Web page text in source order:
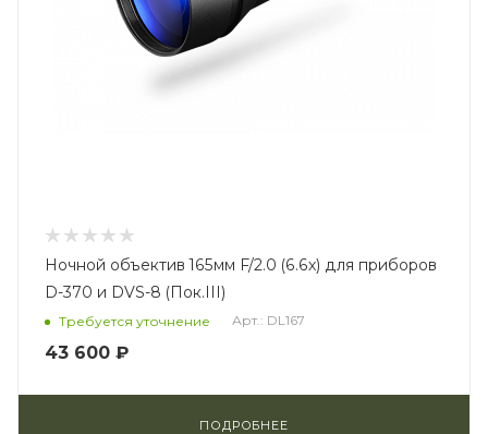
Ночной объектив 165мм F/2.0 (6.6х) для приборов
D-370 и DVS-8 (Пок.III)
Требуется уточнение Арт.: DL167
43 600 ₽
ПОДРОБНЕЕ